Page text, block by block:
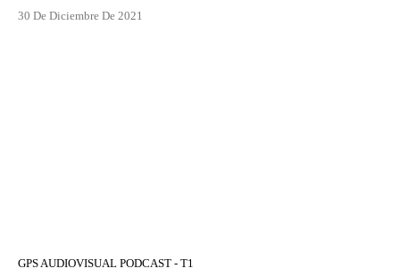
30 De Diciembre De 2021
GPS AUDIOVISUAL PODCAST - T1